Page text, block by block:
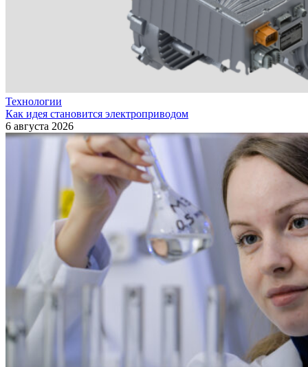
Технологии
Как идея становится электроприводом
6 августа 2026